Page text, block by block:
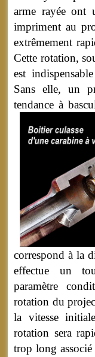
arme rayée ont
impriment au
extrêmement
Cette rotation,
est
Sans elle, un
tendance à
correspond à la
effectue un
paramètre
rotation du
la vitesse
rotation sera
trop long associé